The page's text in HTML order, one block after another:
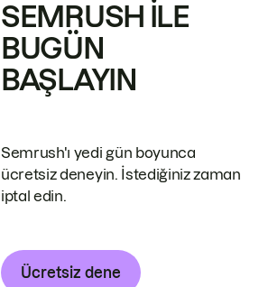
SEMRUSH ILE
BUGÜN
BAŞLAYIN
Semrush'ı yedi gün boyunca
ücretsiz deneyin. İstediğiniz zaman
iptal edin.
Ücretsiz dene